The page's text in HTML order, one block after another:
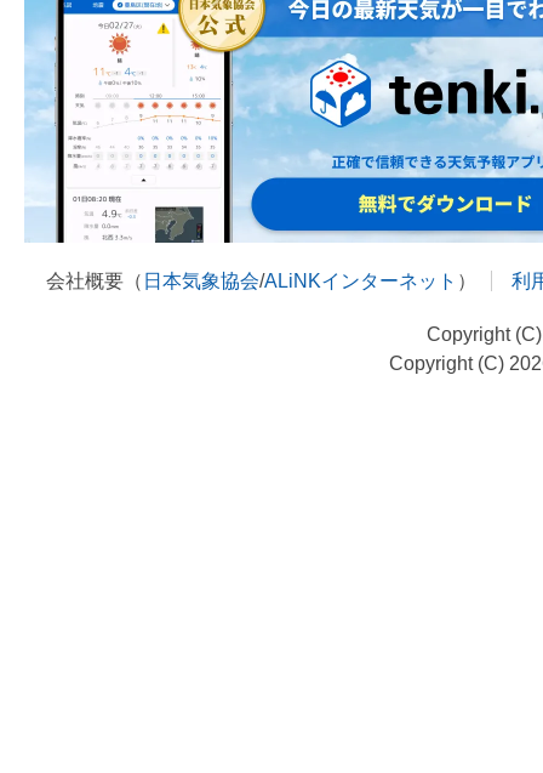
会社概要（ 日本気象協会/ALiNKインターネット ） 利
Copyright
Copyright (C)